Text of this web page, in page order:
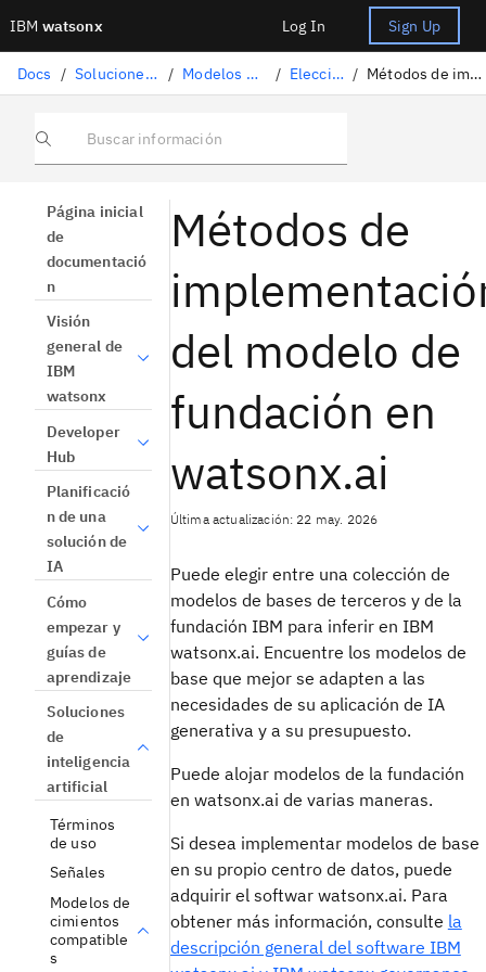
IBM watsonx Log In Sign Up
Docs / Soluciones de inteligencia artificial / Modelos de cimientos compatibles / Elección de un modelo / Métodos de implementación del modelo de fundación
Buscar información
Página inicial
de
documentació
n
Visión
general de
IBM
watsonx
Developer
Hub
Planificació
n de una
solución de
IA
Cómo
empezar y
guías de
aprendizaje
Soluciones
de
inteligencia
artificial
Términos
de uso
Señales
Modelos de
cimientos
compatible
s
Métodos de
del modelo de
fundación en
watsonx.ai
Última actualización: 22 may. 2026
Puede elegir entre una colección de
modelos de bases de terceros y de la
fundación IBM para inferir en IBM
watsonx.ai. Encuentre los modelos de
base que mejor se adapten a las
necesidades de su aplicación de IA
generativa y a su presupuesto.
Puede alojar modelos de la fundación
en watsonx.ai de varias maneras.
Si desea implementar modelos de base
en su propio centro de datos, puede
adquirir el softwar watsonx.ai. Para
obtener más información, consulte la
descripción general del software IBM